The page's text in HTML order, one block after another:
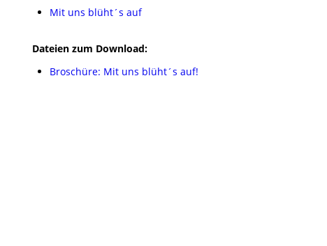
Mit uns blüht´s auf
Dateien zum Download:
Broschüre: Mit uns blüht´s auf!